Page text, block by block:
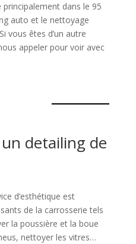
principalement dans le 95
auto et le nettoyage
vous êtes d’un autre
appeler pour voir avec
detailing de
d’esthétique est
de la carrosserie tels
la poussière et la boue
nettoyer les vitres…